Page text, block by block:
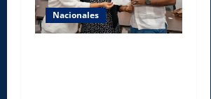
Nacionales